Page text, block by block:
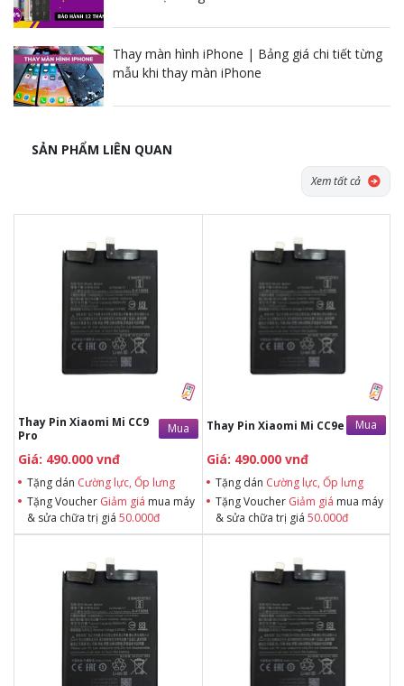
Thay màn hình iPhone | Bảng giá chi tiết từng
mẫu khi thay màn iPhone
SẢN PHẨM LIÊN QUAN
Xem tất cả
Thay Pin Xiaomi Mi CC9
Pro
Mua
Giá: 490.000 vnđ
Tặng dán Cường lực, Ốp lưng
Tặng Voucher Giảm giá mua máy
& sửa chữa trị giá 50.000đ
Tặng dán Cường lực, Ốp lưng khi
Tặng Voucher Giảm giá mua máy
& sửa chữa trị giá 50.000đTặng dán
Cường lực, Ốp lưng khi mua BHV
Tặng Voucher Giảm giá mua máy
& sửa chữa trị giá 50.000đ
Thay Pin Xiaomi Mi CC9e Mua
Giá: 490.000 vnđ
Tặng dán Cường lực, Ốp lưng
Tặng Voucher Giảm giá mua máy
& sửa chữa trị giá 50.000đ
Tặng dán Cường lực, Ốp lưng khi
Tặng Voucher Giảm giá mua máy
& sửa chữa trị giá 50.000đTặng dán
Cường lực, Ốp lưng khi mua BHV
Tặng Voucher Giảm giá mua máy
& sửa chữa trị giá 50.000đ
Tặng dán Cường lực, Ốp lưng khi
Tặng Voucher Giảm giá mua máy
& sửa chữa trị giá 50.000đTặng dán
Cường lực, Ốp lưng khi mua BHV
Tặng Voucher Giảm giá mua máy
& sửa chữa trị giá 50.000đ
Tặng dán Cường lực, Ốp lưng khi
Tặng Voucher Giảm giá mua máy
& sửa chữa trị giá 50.000đTặng dán
Cường lực, Ốp lưng khi mua BHV
Tặng Voucher Giảm giá mua máy
& sửa chữa trị giá 50.000đ